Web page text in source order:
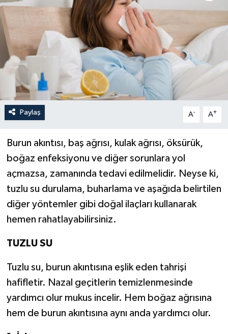
Paylaş A- A+
Burun akıntısı, baş ağrısı, kulak ağrısı, öksürük,
boğaz enfeksiyonu ve diğer sorunlara yol
açmazsa, zamanında tedavi edilmelidir. Neyse ki,
tuzlu su durulama, buharlama ve aşağıda belirtilen
diğer yöntemler gibi doğal ilaçları kullanarak
hemen rahatlayabilirsiniz.
TUZLU SU
Tuzlu su, burun akıntısına eşlik eden tahrişi
hafifletir. Nazal geçitlerin temizlenmesinde
yardımcı olur mukus incelir. Hem boğaz ağrısına
hem de burun akıntısına aynı anda yardımcı olur.